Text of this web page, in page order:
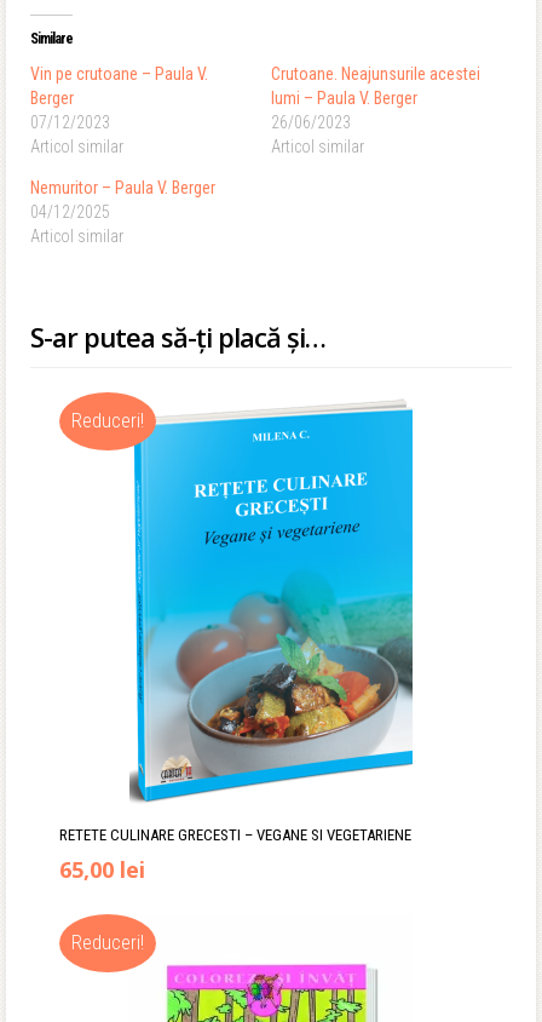
Similare
Vin pe crutoane – Paula V.
Berger
07/12/2023
Articol similar
Crutoane. Neajunsurile acestei
lumi – Paula V. Berger
26/06/2023
Articol similar
Nemuritor – Paula V. Berger
04/12/2025
Articol similar
S-ar putea să-ți placă și…
Reduceri!
RETETE CULINARE GRECESTI – VEGANE SI VEGETARIENE
Prețul
inițial
a
65,00 lei
este:
65,00 lei.
Reduceri!